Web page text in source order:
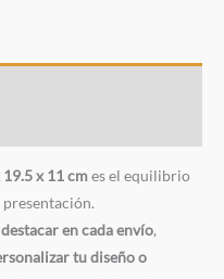
x 11 cmes el equilibrio
en cada envío,
tu diseño o